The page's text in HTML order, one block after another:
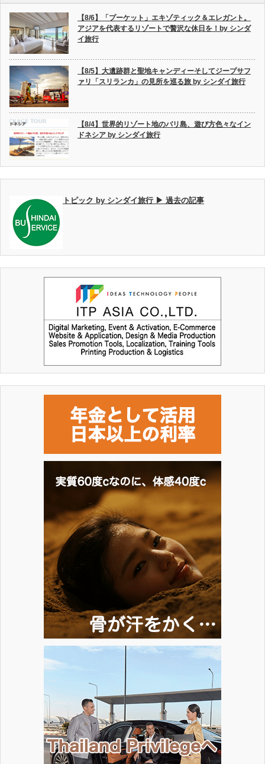
【8/6】「プーケット」エキゾティック＆エレガント。
アジアを代表するリゾートで贅沢な休日を！by シンダ
イ旅行
【8/5】大遺跡群と聖地キャンディーそしてジープサフ
ァリ「スリランカ」の見所を巡る旅 by シンダイ旅行
【8/4】世界的リゾート地のバリ島、遊び方色々なイン
ドネシア by シンダイ旅行
トピック by シンダイ旅行 ▶ 過去の記事